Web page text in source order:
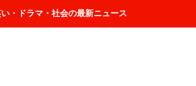
・ドラマ・社会の最新ニュース